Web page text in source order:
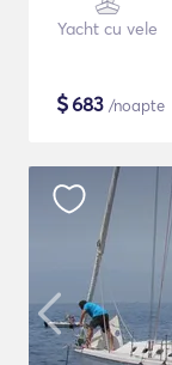
Yacht cu vele
$683 /noapte